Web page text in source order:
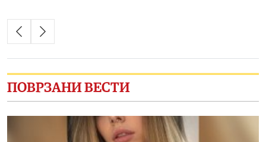
ПОВРЗАНИ ВЕСТИ